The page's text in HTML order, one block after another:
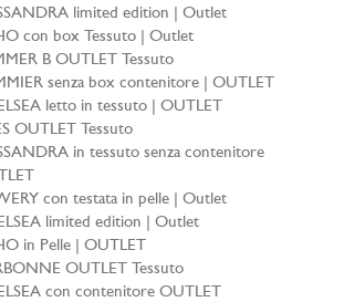
limited edition | Outlet
con box Tessuto | Outlet
B OUTLET Tessuto
senza box contenitore | OUTLET
letto in tessuto | OUTLET
OUTLET Tessuto
in tessuto senza contenitore
con testata in pelle | Outlet
limited edition | Outlet
SOHO in Pelle | OUTLET
OUTLET Tessuto
con contenitore OUTLET